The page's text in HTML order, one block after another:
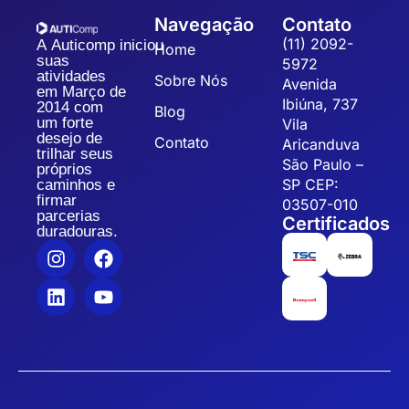
A Auticomp iniciou
suas
atividades
em Março de
2014 com
um forte
desejo de
trilhar seus
próprios
caminhos e
firmar
parcerias
duradouras.
Navegação
Home
Sobre Nós
Blog
Contato
Contato
(11) 2092-
5972
Avenida
Ibiúna, 737
Vila
Aricanduva
São Paulo –
SP CEP:
03507-010
Certificados